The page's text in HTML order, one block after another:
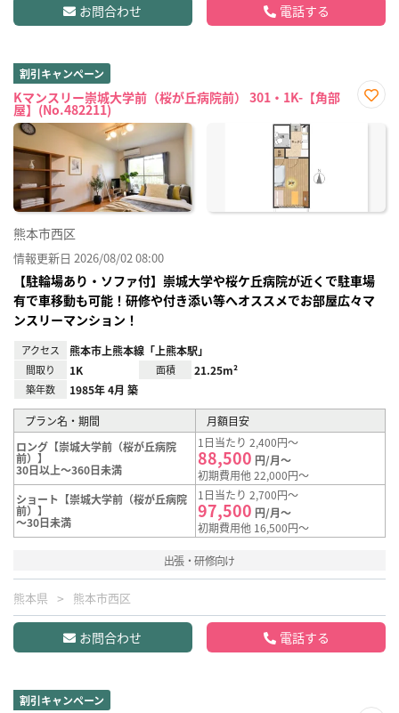
お問合わせ 電話する
割引キャンペーン
Kマンスリー崇城大学前（桜が丘病院前） 301・1K-【角部
屋】(No.482211)
に入
熊本市西区
情報更新日 2026/08/02 08:00
【駐輪場あり・ソファ付】崇城大学や桜ケ丘病院が近くで駐車場
有で車移動も可能！研修や付き添い等へオススメでお部屋広々マ
ンスリーマンション！
アクセス 熊本市上熊本線「上熊本駅」
間取り 1K 面積 21.25m²
築年数 1985年 4月 築
プラン名・期間
月額目安
ロング【崇城大学前（桜が丘病院
前）】
30日以上～360日未満
1日当たり 2,400円～
88,500 円/月～
初期費用他 22,000円～
ショート【崇城大学前（桜が丘病院
前）】
～30日未満
1日当たり 2,700円～
97,500 円/月～
初期費用他 16,500円～
出張・研修向け
熊本県 熊本市西区
お問合わせ 電話する
割引キャンペーン